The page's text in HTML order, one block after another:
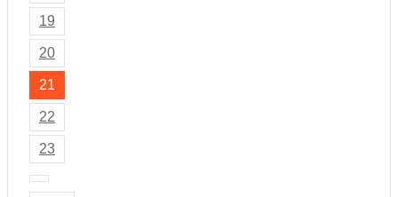
19
20
21
22
23